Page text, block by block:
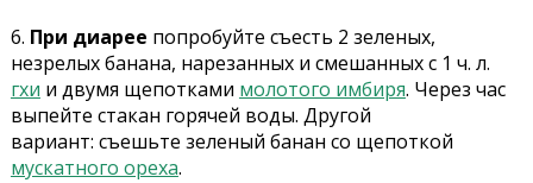
6. При диарее попробуйте съесть 2 зеленых,
незрелых банана, нарезанных и смешанных с 1 ч. л.
гхи и двумя щепотками молотого имбиря. Через час
выпейте стакан горячей воды. Другой
вариант: съешьте зеленый банан со щепоткой
мускатного ореха.